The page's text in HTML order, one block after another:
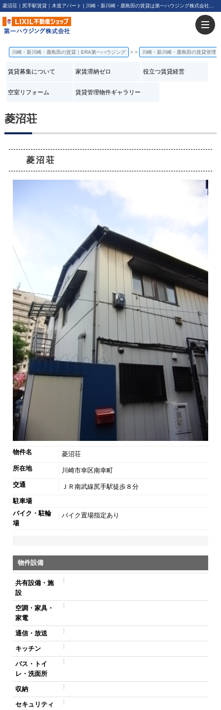
川崎・新川崎・鹿島田の賃貸｜ERA第一ハウジング > 川崎・新川崎・鹿島田の賃貸管理
賃貸募集について 家賃滞納ゼロ 役立つ賃貸経営
空室リフォーム 賃貸管理物件ギャラリー
菱沼荘
菱沼荘
物件名
菱沼荘
所在地
川崎市幸区南幸町
交通
ＪＲ南武線尻手駅徒歩８分
駐車場
バイク・駐輪
場
バイク置場指定あり
物件設備
共有設備・施
設
空調・家具・
家電
通信・放送
キッチン
バス・トイ
レ・洗面所
収納
セキュリティ